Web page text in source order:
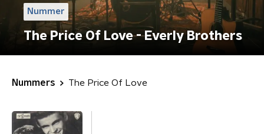
Nummer
The Price Of Love - Everly Brothers
Nummers The Price Of Love